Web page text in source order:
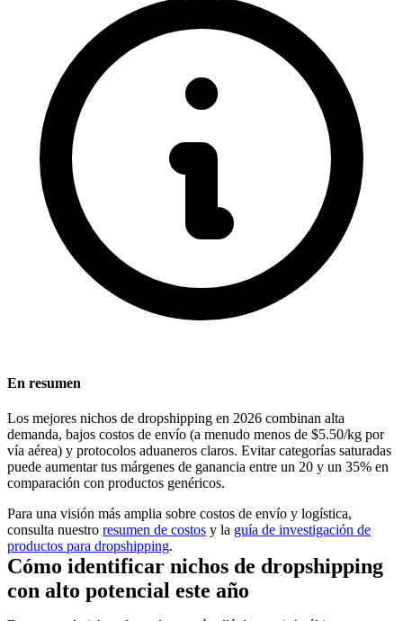
En resumen
Los mejores nichos de dropshipping en 2026 combinan alta
demanda, bajos costos de envío (a menudo menos de $5.50/kg por
vía aérea) y protocolos aduaneros claros. Evitar categorías saturadas
puede aumentar tus márgenes de ganancia entre un 20 y un 35% en
comparación con productos genéricos.
Para una visión más amplia sobre costos de envío y logística,
consulta nuestro resumen de costos y la guía de investigación de
productos para dropshipping.
Cómo identificar nichos de dropshipping
con alto potencial este año